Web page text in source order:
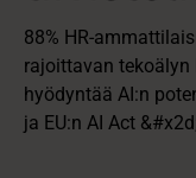
88% HR-
rajoittavan tekoälyn
hyödyntää AI:n
ja EU:n AI Act